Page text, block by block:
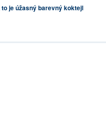
je úžasný barevný koktejl